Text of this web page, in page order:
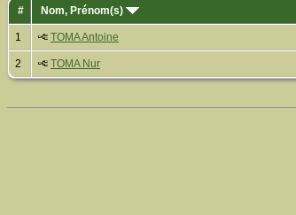
# Nom, Prénom(s)
1 TOMA Antoine
2 TOMA Nur